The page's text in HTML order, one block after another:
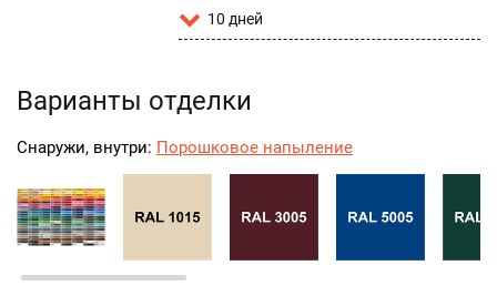
10 дней
Варианты отделки
Снаружи, внутри: Порошковое напыление